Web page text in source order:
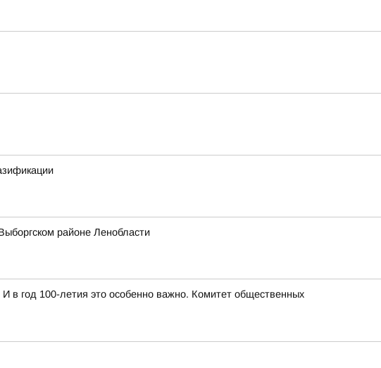
районе Ленобласти
в год 100-летия это особенно важно. Комитет общественных